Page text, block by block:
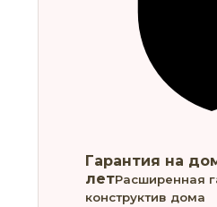
Гарантия на
летРасширенная
конструктив дома